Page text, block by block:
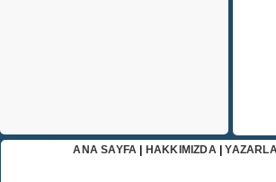
ANA SAYFA HAKKIMIZDA|